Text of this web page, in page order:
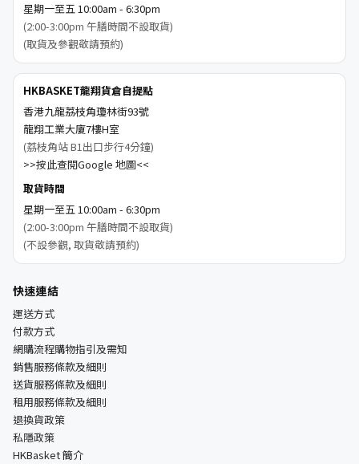
星期一至五 10:00am - 6:30pm
(2:00-3:00pm 午膳時間不設取貨)
(取貨及參觀敬請預約)
HKBASKET龍翔貨倉自提點
香港九龍荔枝角瓊林街93號
龍翔工業大廈7樓H室
(荔枝角站 B1出口步行4分鐘)
>>按此查閱Google 地圖<<
取貨時間
星期一至五 10:00am - 6:30pm
(2:00-3:00pm 午膳時間不設取貨)
(不設參觀, 取貨敬請預約)
快速連結
運送方式
付款方式
網購流程購物指引及需知
銷售服務條款及細則
送貨服務條款及細則
租用服務條款及細則
退換貨政策
私隱政策
HKBasket 簡介